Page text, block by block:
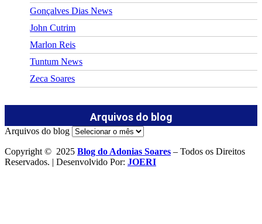
Gonçalves Dias News
John Cutrim
Marlon Reis
Tuntum News
Zeca Soares
Arquivos do blog
Arquivos do blog
Copyright © 2025 Blog do Adonias Soares – Todos os Direitos
Reservados. | Desenvolvido Por: JOERI